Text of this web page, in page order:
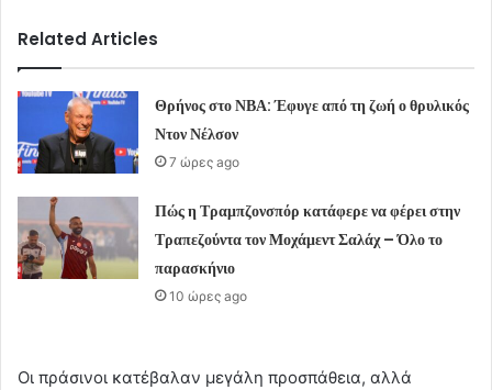
Related Articles
Θρήνος στο ΝΒΑ: Έφυγε από τη ζωή ο θρυλικός
Ντον Νέλσον
7 ώρες ago
Πώς η Τραμπζονσπόρ κατάφερε να φέρει στην
Τραπεζούντα τον Μοχάμεντ Σαλάχ – Όλο το
παρασκήνιο
10 ώρες ago
Οι πράσινοι κατέβαλαν μεγάλη προσπάθεια, αλλά